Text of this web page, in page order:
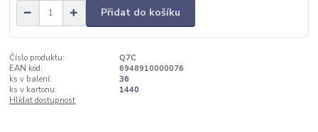
Přidat do košíku
Číslo produktu:
Q7C
EAN kód:
6948910000076
ks v balení:
36
ks v kartonu:
1440
Hlídat dostupnost